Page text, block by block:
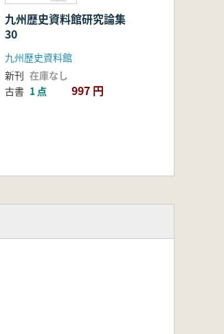
九州歴史資料館研究論集
30
九州歴史資料館
新刊 在庫なし
古書 1 点 997 円